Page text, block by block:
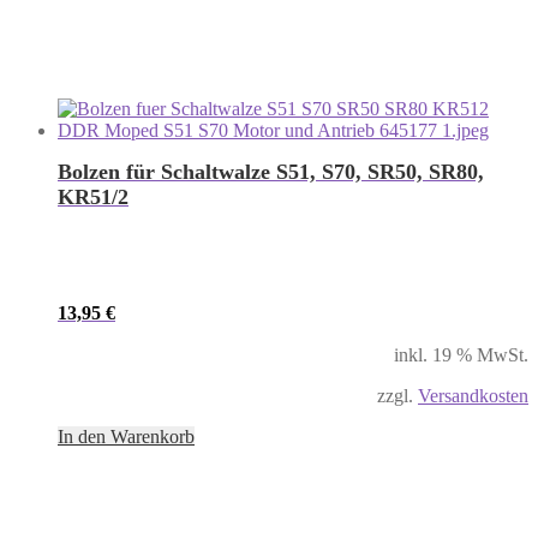
Bolzen für Schaltwalze S51, S70, SR50, SR80,
KR51/2
13,95 €
inkl. 19 % MwSt.
zzgl. Versandkosten
In den Warenkorb